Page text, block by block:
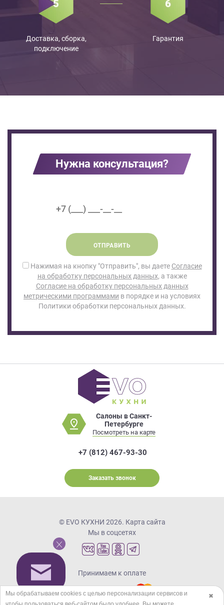
Доставка, сборка,
подключение
Гарантия
Нужна консультация?
ОТПРАВИТЬ
Нажимая на кнопку "Отправить", вы даете Согласие
на обработку персональных данных, а также
Согласие на обработку персональных данных
метрическими программами в порядке и на условиях
Политики обработки персональных данных.
Салоны в Санкт-
Петербурге
Посмотреть на карте
+7 (812) 467-93-30
Заказать звонок
© EVO КУХНИ 2026. Карта сайта
Мы в соцсетях
Принимаем к оплате
✖
Мы обрабатываем cookies с целью персонализации сервисов и